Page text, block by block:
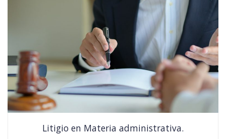
Litigio en Materia administrativa.